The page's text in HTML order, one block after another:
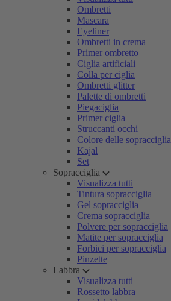
Ombretti
Mascara
Eyeliner
Ombretti in crema
Primer ombretto
Ciglia artificiali
Colla per ciglia
Ombretti glitter
Palette di ombretti
Piegaciglia
Primer ciglia
Struccanti occhi
Colore delle sopracciglia
Kajal
Set
Sopracciglia
Visualizza tutti
Tintura sopracciglia
Gel sopracciglia
Crema sopracciglia
Polvere per sopracciglia
Matite per sopracciglia
Forbici per sopracciglia
Pinzette
Labbra
Visualizza tutti
Rossetto labbra